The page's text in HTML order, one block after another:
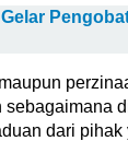
dari pihak